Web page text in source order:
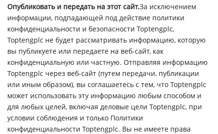
Опубликовать и передать на этот сайт.За исключением
информации, подпадающей под действие политики
конфиденциальности и безопасности Toptengplc,
Toptengplc не будет рассматривать информацию, которую
вы публикуете или передаете на веб-сайт, как
конфиденциальную или частную. Отправляя информацию
Toptengplc через веб-сайт (путем передачи, публикации
или иным образом), вы соглашаетесь с тем, что Toptengplc
может использовать эту информацию любым способом и
для любых целей, включая деловые цели Toptengplc, при
условии соблюдения и только Политики
конфиденциальности Toptengplc. Вы не имеете права